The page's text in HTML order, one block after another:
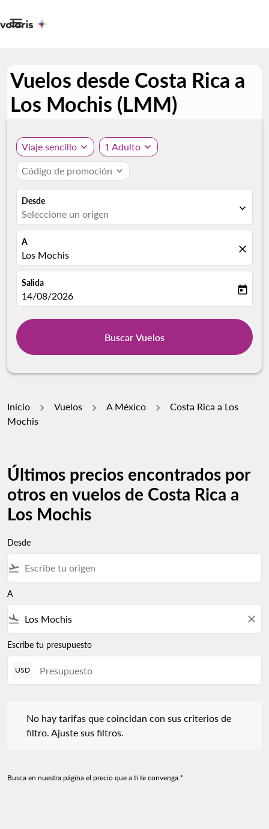

Vuelos desde Costa Rica a
Los Mochis (LMM)
Viaje sencillo expand_more 1 Adulto expand_more
Código de promoción expand_more
Desde
Seleccione un origen expand_more
A
Los Mochis close
Salida
fc-booking-departure-date-aria-label
14/08/2026 today
Buscar Vuelos
Inicio Vuelos A México
Costa Rica a Los
Mochis
Últimos precios encontrados por
otros en vuelos de Costa Rica a
Los Mochis
Desde
flight_takeoff
A
flight_land close
Escribe tu presupuesto
USD
No hay tarifas que coincidan con sus criterios de
filtro. Ajuste sus filtros.
Busca en nuestra página el precio que a ti te convenga.*